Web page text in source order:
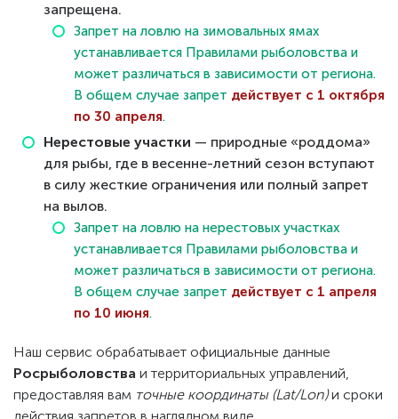
запрещена.
Запрет на ловлю на зимовальных ямах
устанавливается Правилами рыболовства и
может различаться в зависимости от региона.
В общем случае запрет действует с 1 октября
по 30 апреля.
Нерестовые участки — природные «роддома»
для рыбы, где в весенне-летний сезон вступают
в силу жесткие ограничения или полный запрет
на вылов.
Запрет на ловлю на нерестовых участках
устанавливается Правилами рыболовства и
может различаться в зависимости от региона.
В общем случае запрет действует с 1 апреля
по 10 июня.
Наш сервис обрабатывает официальные данные
Росрыболовства и территориальных управлений,
предоставляя вам точные координаты (Lat/Lon)и сроки